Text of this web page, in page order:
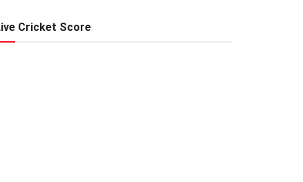
Cricket Score